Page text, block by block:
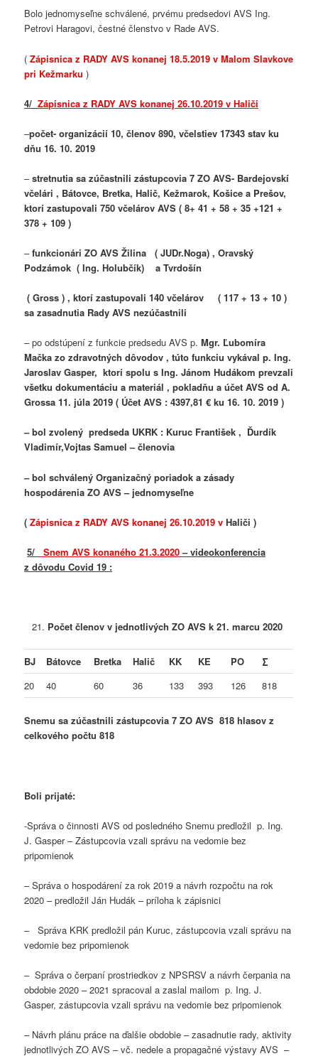
Bolo jednomyseľne schválené, prvému predsedovi AVS Ing.
Petrovi Haragovi, čestné členstvo v Rade AVS.
(Zápisnica z RADY AVS konanej 18.5.2019 v Malom Slavkove
pri Kežmarku )
4/Zápisnica z RADY AVS konanej 26.10.2019 v Haliči
–počet- organizácií 10, členov 890, včelstiev 17343 stav ku
dňu 16. 10. 2019
–stretnutia sa zúčastnili zástupcovia 7 ZO AVS- Bardejovskí
včelári , Bátovce, Bretka, Halič, Kežmarok, Košice a Prešov,
ktorí zastupovali750 včelárov AVS ( 8+ 41 + 58 + 35 +121 +
378 + 109 )
–funkcionári ZO AVS Žilina ( JUDr.Noga) , Oravský
Podzámok ( Ing. Holubčík) a Tvrdošín
( Gross ) , ktorí zastupovali 140 včelárov ( 117 + 13 + 10 )
sa zasadnutia Rady AVS nezúčastnili
– po odstúpení z funkcie predsedu AVS p. Mgr. Ľubomíra
Mačka zo zdravotných dôvodov , túto funkciu vykával p. Ing.
Jaroslav Gasper, ktorí spolu s Ing. Jánom Hudákom prevzali
všetku dokumentáciu a materiál , pokladňu a účet AVS od A.
Grossa 11. júla 2019 ( Účet AVS : 4397,81 € ku 16. 10. 2019 )
– bol zvolený predseda UKRK : Kuruc František , Ďurdík
Vladimír,Vojtas Samuel – členovia
– bol schválený Organizačný poriadok a zásady
hospodárenia ZO AVS – jednomyseľne
(Zápisnica z RADY AVS konanej 26.10.2019 vHaliči )
5/ Snem AVS konaného 21.3.2020– videokonferencia
z dôvodu Covid 19 :
Počet členov v jednotlivých ZO AVS k 21. marcu 2020
BJ Bátovce Bretka Halič KK KE PO
∑
20
40 60 36 133 393 126 818
Snemu sa zúčastnili zástupcovia 7 ZO AVS 818 hlasov z
celkového počtu 818
Boli prijaté:
-Správa o činnosti AVS od posledného Snemu predložil p. Ing.
J. Gasper – Zástupcovia vzali správu na vedomie bez
pripomienok
– Správa o hospodárení za rok 2019 a návrh rozpočtu na rok
2020 – predložil Ján Hudák – príloha k zápisnici
– Správa KRK predložil pán Kuruc, zástupcovia vzali správu na
vedomie bez pripomienok
– Správa o čerpaní prostriedkov z NPSRSV a návrh čerpania na
obdobie 2020 – 2021 spracoval a zaslal mailom p. Ing. J.
Gasper, zástupcovia vzali správu na vedomie bez pripomienok
– Návrh plánu práce na ďalšie obdobie – zasadnutie rady, aktivity
jednotlivých ZO AVS – vč. nedele a propagačné výstavy AVS –